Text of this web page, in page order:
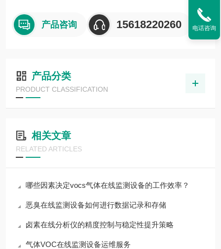
产品咨询 15618220260
产品分类
PRODUCT CLASSIFICATION
相关文章
RELATED ARTICLES
哪些因素决定vocs气体在线监测设备的工作效率？
恶臭在线监测设备如何进行数据记录和存储
卤素在线分析仪的精度控制与稳定性提升策略
气体VOC在线监测设备运维服务
电话咨询